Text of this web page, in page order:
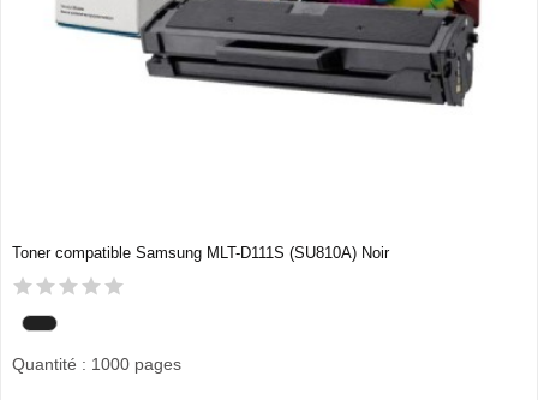
Toner compatible Samsung MLT-D111S (SU810A) Noir
Quantité : 1000 pages